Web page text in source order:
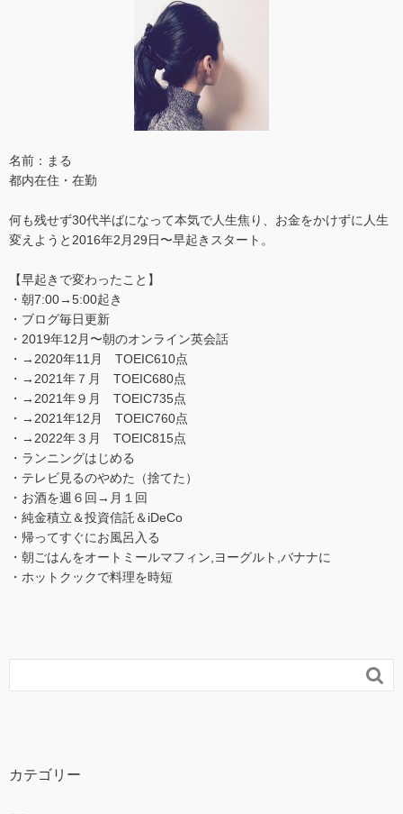
名前：まる
都内在住・在勤
何も残せず30代半ばになって本気で人生焦り、お金をかけずに人生
変えようと2016年2月29日〜早起きスタート。
【早起きで変わったこと】
・朝7:00→5:00起き
・ブログ毎日更新
・2019年12月〜朝のオンライン英会話
・→2020年11月 TOEIC610点
・→2021年７月 TOEIC680点
・→2021年９月 TOEIC735点
・→2021年12月 TOEIC760点
・→2022年３月 TOEIC815点
・ランニングはじめる
・テレビ見るのやめた（捨てた）
・お酒を週６回→月１回
・純金積立＆投資信託＆iDeCo
・帰ってすぐにお風呂入る
・朝ごはんをオートミールマフィン,ヨーグルト,バナナに
・ホットクックで料理を時短

カテゴリー